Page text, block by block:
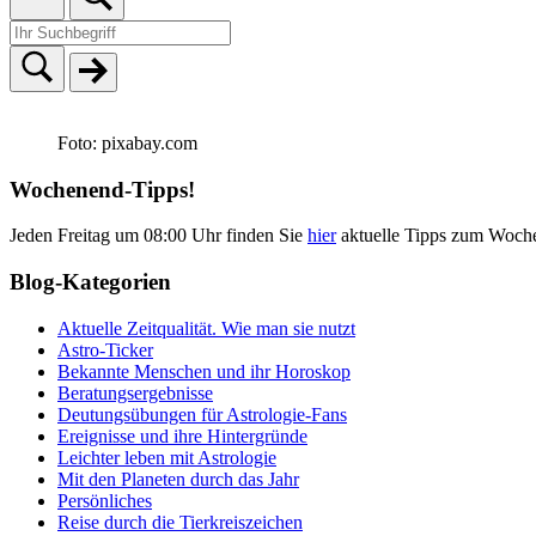
Foto: pixabay.com
Wochenend-Tipps!
Jeden Freitag um 08:00 Uhr finden Sie hieraktuelle Tipps zum
Blog-Kategorien
Aktuelle Zeitqualität. Wie man sie nutzt
Astro-Ticker
Bekannte Menschen und ihr Horoskop
Beratungsergebnisse
Deutungsübungen für Astrologie-Fans
Ereignisse und ihre Hintergründe
Leichter leben mit Astrologie
Mit den Planeten durch das Jahr
Persönliches
Reise durch die Tierkreiszeichen